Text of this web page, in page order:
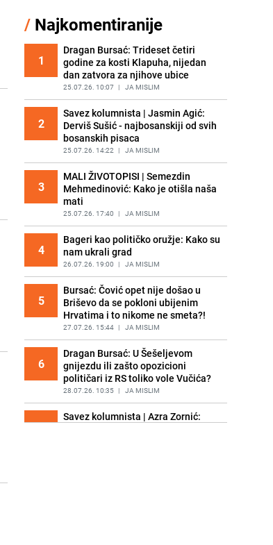
/ Najkomentiranije
1
Dragan Bursać: Trideset četiri
godine za kosti Klapuha, nijedan
dan zatvora za njihove ubice
25.07.26. 10:07 | JA MISLIM
2
Savez kolumnista | Jasmin Agić:
Derviš Sušić - najbosanskiji od svih
bosanskih pisaca
25.07.26. 14:22 | JA MISLIM
3
MALI ŽIVOTOPISI | Semezdin
Mehmedinović: Kako je otišla naša
mati
25.07.26. 17:40 | JA MISLIM
4
Bageri kao političko oružje: Kako su
nam ukrali grad
26.07.26. 19:00 | JA MISLIM
5
Bursać: Čović opet nije došao u
Briševo da se pokloni ubijenim
Hrvatima i to nikome ne smeta?!
27.07.26. 15:44 | JA MISLIM
6
Dragan Bursać: U Šešeljevom
gnijezdu ili zašto opozicioni
političari iz RS toliko vole Vučića?
28.07.26. 10:35 | JA MISLIM
7
Savez kolumnista | Azra Zornić: